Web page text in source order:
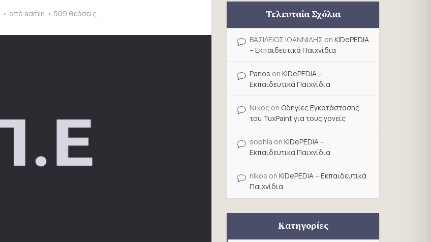
από admin 509 θεάσεις Τελευταία Σχόλια
ΒΑΣΙΛΕΙΟΣ ΙΩΑΝΝΙΔΗΣ on KIDePEDIA
– Εκπαιδευτικά Παιχνίδια
Panos on KIDePEDIA –
Εκπαιδευτικά Παιχνίδια
Νικος on Οδηγίες Εγκατάστασης
του TuxPaint για τους γονείς
sophia on KIDePEDIA –
Εκπαιδευτικά Παιχνίδια
nikos on KIDePEDIA – Εκπαιδευτικά
Παιχνίδια
Κατηγορίες